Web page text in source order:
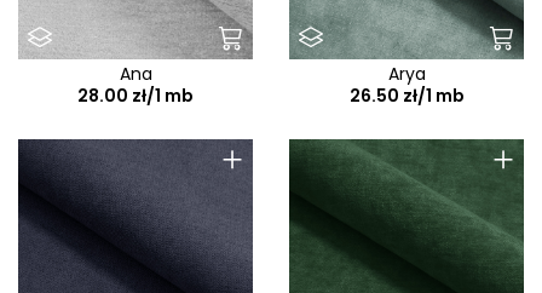
Ana
28.00 zł/1 mb
Arya
26.50 zł/1 mb
+ +